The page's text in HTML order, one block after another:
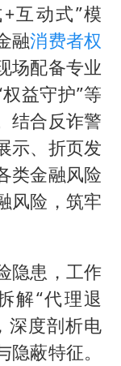
唐田赛前发布会上引用《孙子兵法》
台当局重金为“台独”织“皇帝新衣”
没有“独立”过
商场现钱学森巨幅海报 负责人回应
健康中国
互动式”模
融消费者权
场配备专业
益守护”等
结合反诈警
示、折页发
类金融风险
风险，筑牢
隐患，工作
解“代理退
深度剖析电
蔽特征。